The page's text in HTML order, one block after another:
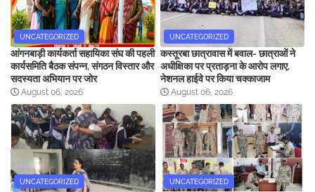
UNCATEGORIZED
आंगनबाड़ी कार्यकर्ता सहायिका संघ की पहली
कार्यसमिति बैठक संपन्न, संगठन विस्तार और
सदस्यता अभियान पर जोर
August 06, 2026
UNCATEGORIZED
कस्तूरबा छात्रावास में बवाल- छात्राओं ने
अधीक्षिका पर प्रताड़ना के आरोप लगाए,
नेशनल हाईवे पर किया चक्काजाम
August 06, 2026
UNCATEGORIZED UNCATEGORIZED